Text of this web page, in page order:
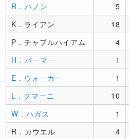
R．ハノン
5
K．ライアン
18
P．チャプルハイアム
4
H．パーマー
1
E．ウォーカー
1
L．クマーニ
10
W．ハガス
1
R．カウエル
4